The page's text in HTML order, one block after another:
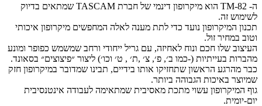
ה- TM-82 הוא מיקרופון דינמי של חברת TASCAM שמתאים בדיוק
לשימוש זה.
תכנון המיקרופון נועד כדי לתת מענה לאלה המחפשים מיקרופון איכותי
וטוב במחיר זול.
העיצוב שלו חכם ונוח לאחיזה, עם גריל ייחודי ורחב שמשמש כפופר ומונע
מהברות בעייתיות (-כמו ב׳, פ׳, צ׳ ,ת׳ , ט׳ וכו׳) ליצור ״פיצוצים״ בסאונד.
כבר מהרגע הראשון שתחזיקו אותו בידיים, תבינו שמדובר במיקרופון חזק
שמיוצר באיכות הגבוהה ביותר.
גוף המיקרופון עשוי מתכת מאסיבית שמתאימה לעבודה אינטנסיבית
יום-יומית.